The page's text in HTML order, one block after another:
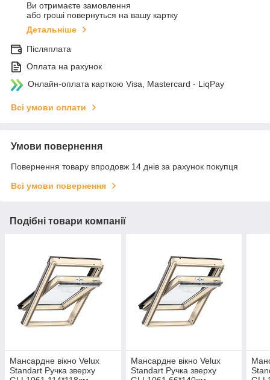
Ви отримаєте замовлення
або гроші повернуться на вашу картку
Детальніше
Післяплата
Оплата на рахунок
Онлайн-оплата карткою Visa, Mastercard - LiqPay
Всі умови оплати
Умови повернення
Повернення товару впродовж 14 днів за рахунок покупця
Всі умови повернення
Подібні товари компанії
Мансардне вікно Velux
Standart Ручка зверху
Мансардне вікно Velux
Standart Ручка зверху